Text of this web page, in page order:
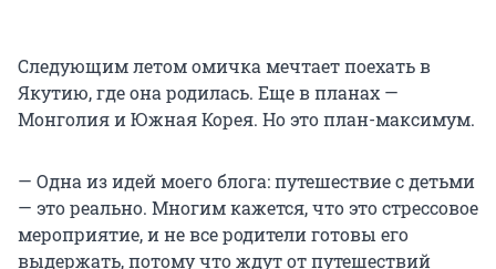
Следующим летом омичка мечтает поехать в
Якутию, где она родилась. Еще в планах —
Монголия и Южная Корея. Но это план-максимум.
— Одна из идей моего блога: путешествие с детьми
— это реально. Многим кажется, что это стрессовое
мероприятие, и не все родители готовы его
выдержать, потому что ждут от путешествий